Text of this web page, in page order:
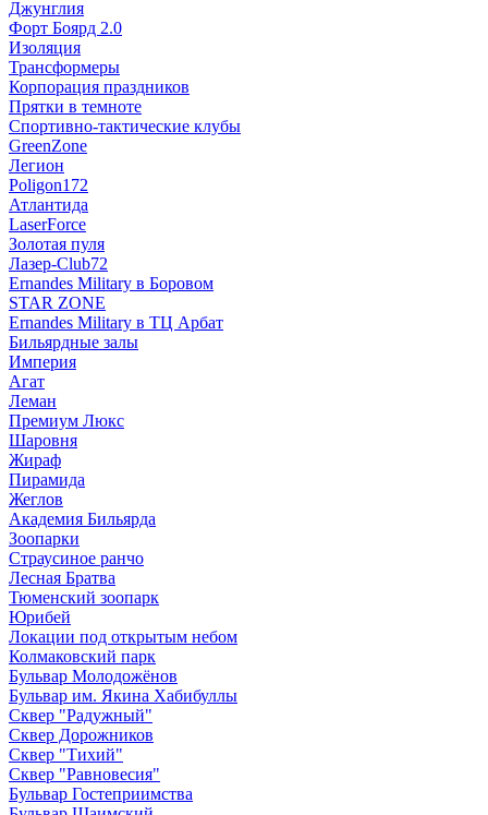
Джунглия
Форт Боярд 2.0
Изоляция
Трансформеры
Корпорация праздников
Прятки в темноте
Спортивно-тактические клубы
GreenZone
Легион
Poligon172
Атлантида
LaserForce
Золотая пуля
Лазер-Club72
Ernandes Military в Боровом
STAR ZONE
Ernandes Military в ТЦ Арбат
Бильярдные залы
Империя
Агат
Леман
Премиум Люкс
Шаровня
Жираф
Пирамида
Жеглов
Академия Бильярда
Зоопарки
Страусиное ранчо
Лесная Братва
Тюменский зоопарк
Юрибей
Локации под открытым небом
Колмаковский парк
Бульвар Молодожёнов
Бульвар им. Якина Хабибуллы
Сквер "Радужный"
Сквер Дорожников
Сквер "Тихий"
Cквер "Равновесия"
Бульвар Гостеприимства